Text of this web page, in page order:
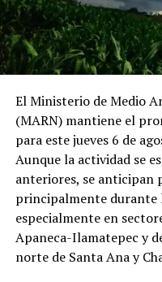
El Ministerio de Medio
(MARN) mantiene el
para este jueves 6 de
Aunque la actividad se
anteriores, se anticipan
principalmente durante
especialmente en
Apaneca-Ilamatepec y
norte de Santa Ana y